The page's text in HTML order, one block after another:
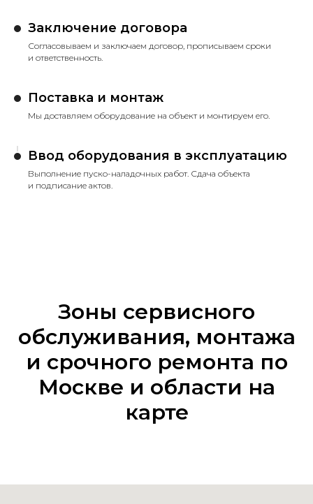
Заключение договора
Согласовываем и заключаем договор, прописываем сроки
и ответственность.
Поставка и монтаж
Мы доставляем оборудование на объект и монтируем его.
Ввод оборудования в эксплуатацию
Выполнение пуско-наладочных работ. Сдача объекта
и подписание актов.
Зоны сервисного
обслуживания, монтажа
и срочного ремонта по
Москве и области на
карте